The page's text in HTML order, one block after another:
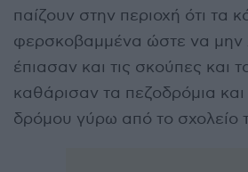
παίζουν στην περιοχή ότι τα
φερσκοβαμμένα ώστε να
έπιασαν και τις σκούπες και
καθάρισαν τα πεζοδρόμια
δρόμου γύρω από το σχολείο